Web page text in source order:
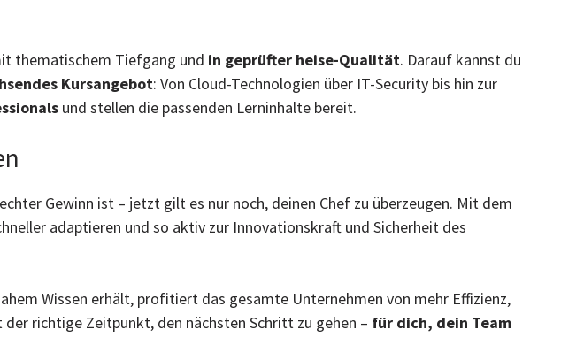
thematischem Tiefgang und in geprüfter heise-Qualität. Darauf kannst du
Kursangebot: Von Cloud-Technologien über IT-Security bis hin zur
und stellen die passenden Lerninhalte bereit.
Gewinn ist – jetzt gilt es nur noch, deinen Chef zu überzeugen. Mit dem
adaptieren und so aktiv zur Innovationskraft und Sicherheit des
Wissen erhält, profitiert das gesamte Unternehmen von mehr Effizienz,
richtige Zeitpunkt, den nächsten Schritt zu gehen – für dich, dein Team